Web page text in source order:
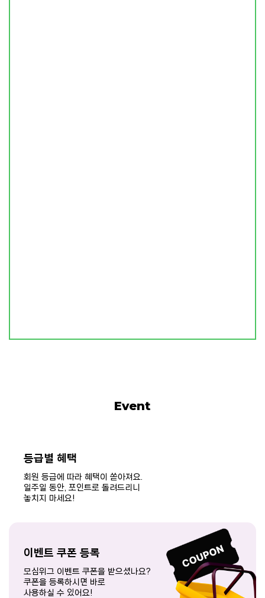
Event
등급별 혜택
회원 등급에 따라 혜택이 쏟아져요.
일주일 동안, 포인트로 돌려드리니
놓치지 마세요!
이벤트 쿠폰 등록
모심위그 이벤트 쿠폰을 받으셨나요?
쿠폰을 등록하시면 바로
사용하실 수 있어요!